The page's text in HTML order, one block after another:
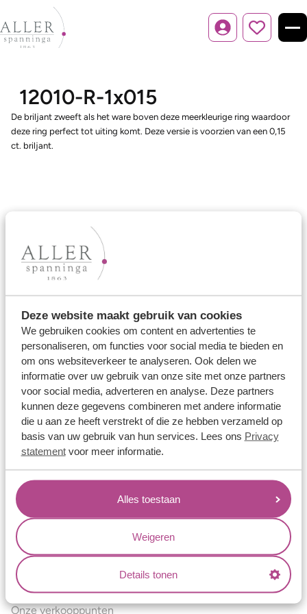
Deze website maakt gebruik van cookies
We gebruiken cookies om content en advertenties te
personaliseren, om functies voor social media te bieden en
om ons websiteverkeer te analyseren. Ook delen we
informatie over uw gebruik van onze site met onze partners
voor social media, adverteren en analyse. Deze partners
kunnen deze gegevens combineren met andere informatie
die u aan ze heeft verstrekt of die ze hebben verzameld op
basis van uw gebruik van hun services. Lees ons Privacy
statementvoor meer informatie.
Alles toestaan
Weigeren
Details tonen
Inloggen
12010-R-1x015
De briljant zweeft als het ware boven deze meerkleurige ring waardoor
deze ring perfect tot uiting komt. Deze versie is voorzien van een 0,15
ct. briljant.
Ons aanbod
Trouwringen
Verlovingsringen
Vriendschapsringen
Over ons
Aller Spanninga
Historie
Certificaten
Blogs
Jouw voordelen
Conflictvrije Materialen
Oneindig veel mogelijkheden
Kwaliteit
Juweliers & Contact
Onze verkooppunten